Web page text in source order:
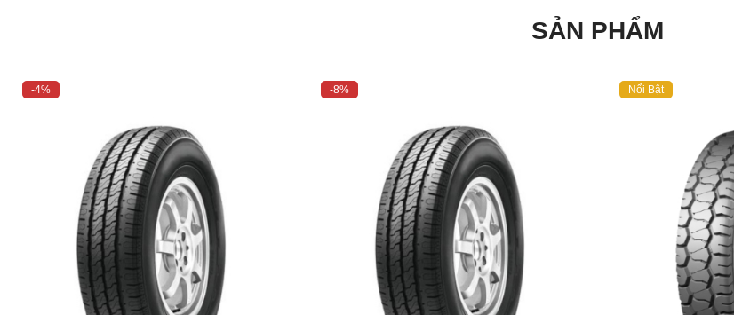
SẢN PHẨM
-4% -8% Nổi Bật